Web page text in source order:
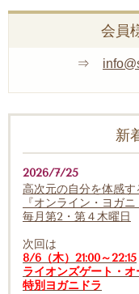
会員
⇒
新
2026/7/25
高次元の自分を体感す
『オンライン・ヨガニ
毎月第2・第４木曜日
次回は
8/6（木）21:00～22:15
ライオンズゲート・
特別ヨガニドラ